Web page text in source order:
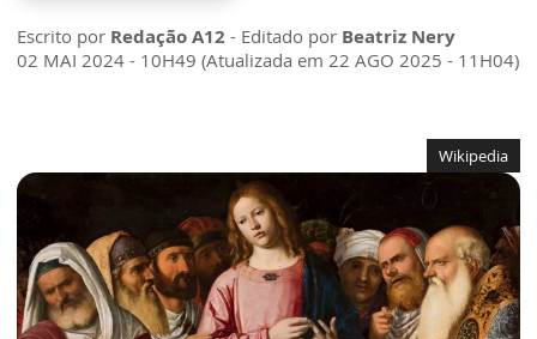
Escrito por Redação A12 - Editado por Beatriz Nery
02 MAI 2024 - 10H49 (Atualizada em 22 AGO 2025 - 11H04)
Wikipedia